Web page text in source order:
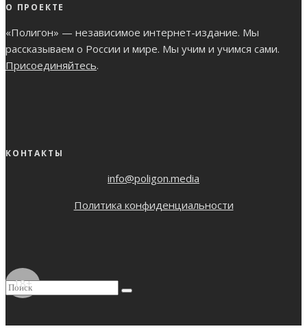
О ПРОЕКТЕ
«Полигон» — независимое интернет-издание. Мы
рассказываем о России и мире. Мы учим и учимся сами.
Присоединяйтесь.
КОНТАКТЫ
info@poligon.media
Политика конфиденциальности
18+